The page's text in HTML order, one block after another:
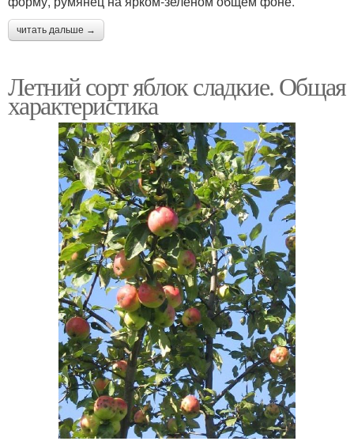
читать дальше →
Летний сорт яблок сладкие. Общая
характеристика